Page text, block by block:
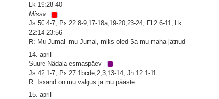
Lk 19:28-40
Missa
Js 50:4-7; Ps 22:8-9,17-18a,19-20,23-24; Fl 2:6-11; Lk
22:14-23:56
R: Mu Jumal, mu Jumal, miks oled Sa mu maha jätnud
14. aprill
Suure Nädala esmaspäev
Js 42:1-7; Ps 27:1bcde,2,3,13-14; Jh 12:1-11
R: Issand on mu valgus ja mu pääste.
15. aprill